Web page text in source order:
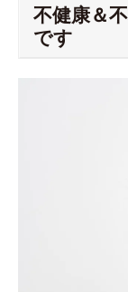
不健康＆
です